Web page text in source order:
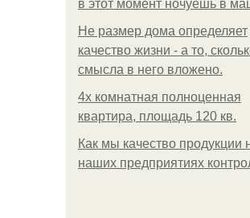
в этот момент ночуешь в
Не размер дома определяет
качество жизни - а то,
смысла в него вложено.
4x комнатная полноценная
квартира, площадь 120 кв.
Как мы качество продукции
наших предприятиях